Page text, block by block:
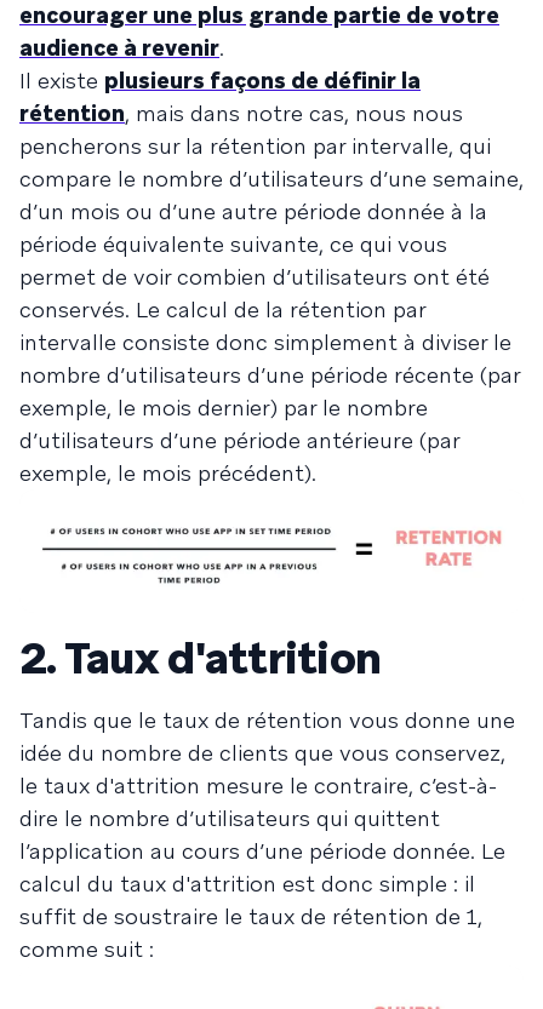
encourager une plus grande partie de votre
audience à revenir.
Il existe plusieurs façons de définir la
rétention, mais dans notre cas, nous nous
pencherons sur la rétention par intervalle, qui
compare le nombre d’utilisateurs d’une semaine,
d’un mois ou d’une autre période donnée à la
période équivalente suivante, ce qui vous
permet de voir combien d’utilisateurs ont été
conservés. Le calcul de la rétention par
intervalle consiste donc simplement à diviser le
nombre d’utilisateurs d’une période récente (par
exemple, le mois dernier) par le nombre
d’utilisateurs d’une période antérieure (par
exemple, le mois précédent).
2. Taux d'attrition
Tandis que le taux de rétention vous donne une
idée du nombre de clients que vous conservez,
le taux d'attrition mesure le contraire, c’est-à-
dire le nombre d’utilisateurs qui quittent
l’application au cours d’une période donnée. Le
calcul du taux d'attrition est donc simple : il
suffit de soustraire le taux de rétention de 1,
comme suit :